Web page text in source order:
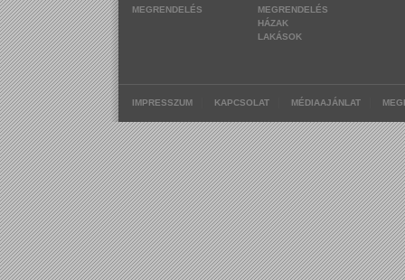
MEGRENDELÉS
MEGRENDELÉS
HÁZAK
LAKÁSOK
IMPRESSZUM KAPCSOLAT MÉDIAAJÁNLAT